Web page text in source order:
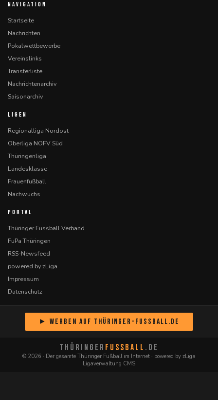
NAVIGATION
Startseite
Nachrichten
Pokalwettbewerbe
Vereinslinks
Transferliste
Nachrichtenarchiv
Saisonarchiv
LIGEN
Regionalliga Nordost
Oberliga NOFV Süd
Thüringenliga
Landesklasse
Frauenfußball
Nachwuchs
PORTAL
Thüringer Fussball Verband
FuPa Thüringen
RSS-Newsfeed
powered by zLiga
Impressum
Datenschutz
► Werben auf Thüringer-Fussball.de
THÜRINGER FUSSBALL .DE
© 2026 · Der gesamte Thüringer Fußball im Internet · powered by zLiga
Ligaverwaltung CMS